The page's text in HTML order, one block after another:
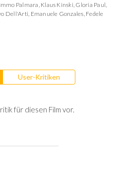
Palmara, Klaus Kinski, Gloria Paul,
Dell'Arti, Emanuele Gonzales, Fedele
User-Kritiken
für diesen Film vor.